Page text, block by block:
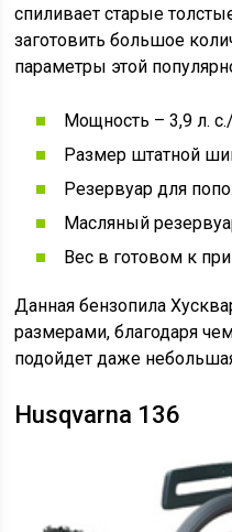
спиливает старые
заготовить большое
параметры этой
Мощность – 3,9 л.
Размер штатной
Резервуар для
Масляный
Вес в готовом к
Данная бензопила
размерами, благодаря
подойдет даже
Husqvarna 136